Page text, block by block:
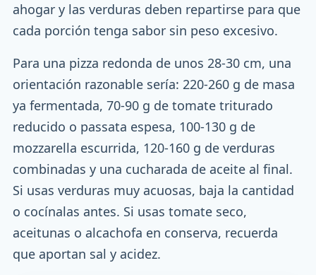
ahogar y las verduras deben repartirse para que
cada porción tenga sabor sin peso excesivo.
Para una pizza redonda de unos 28-30 cm, una
orientación razonable sería: 220-260 g de masa
ya fermentada, 70-90 g de tomate triturado
reducido o passata espesa, 100-130 g de
mozzarella escurrida, 120-160 g de verduras
combinadas y una cucharada de aceite al final.
Si usas verduras muy acuosas, baja la cantidad
o cocínalas antes. Si usas tomate seco,
aceitunas o alcachofa en conserva, recuerda
que aportan sal y acidez.